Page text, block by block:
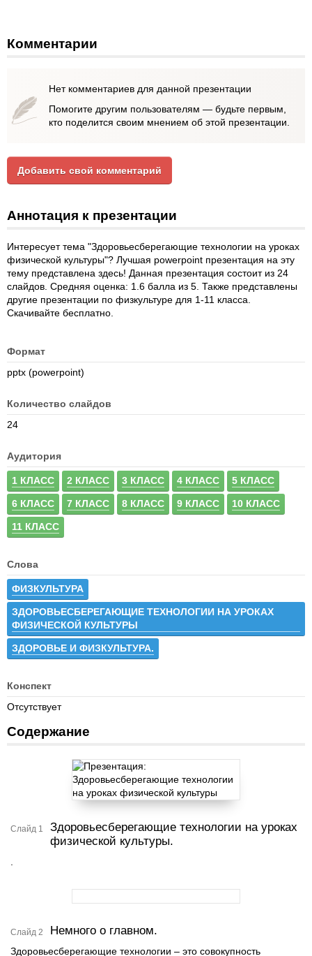
Комментарии
Нет комментариев для данной презентации
Помогите другим пользователям — будьте первым,
кто поделится своим мнением об этой презентации.
Добавить свой комментарий
Аннотация к презентации
Интересует тема "Здоровьесберегающие технологии на уроках
физической культуры"? Лучшая powerpoint презентация на эту
тему представлена здесь! Данная презентация состоит из 24
слайдов. Средняя оценка: 1.6 балла из 5. Также представлены
другие презентации по физкультуре для 1-11 класса.
Скачивайте бесплатно.
Формат
pptx (powerpoint)
Количество слайдов
24
Аудитория
1 КЛАСС 2 КЛАСС 3 КЛАСС 4 КЛАСС 5 КЛАСС
6 КЛАСС 7 КЛАСС 8 КЛАСС 9 КЛАСС 10 КЛАСС
11 КЛАСС
Слова
ФИЗКУЛЬТУРА
ЗДОРОВЬЕСБЕРЕГАЮЩИЕ ТЕХНОЛОГИИ НА УРОКАХ
ФИЗИЧЕСКОЙ КУЛЬТУРЫ
ЗДОРОВЬЕ И ФИЗКУЛЬТУРА.
Конспект
Отсутствует
Содержание
Слайд 1
Здоровьесберегающие технологии на уроках
физической культуры.
Слайд 2 Немного о главном.
Здоровьесберегающие технологии – это совокупность